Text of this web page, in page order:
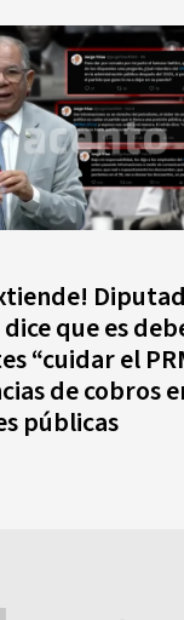
que es
“cuidar el
de cobros
públicas